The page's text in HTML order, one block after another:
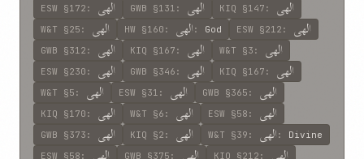
ESW §172 : الهی GWB §131 : الهی KIQ §147 : الهی
W&T §25 : الهی HW §160 : الهی : God ESW §212 : الهی
GWB §312 : الهی KIQ §167 : الهی W&T §3 : الهی
ESW §230 : الهی GWB §346 : الهی KIQ §167 : الهی
W&T §5 : الهی ESW §31 : الهی GWB §365 : الهی
KIQ §170 : الهی W&T §6 : الهی ESW §58 : الهی
GWB §373 : الهی KIQ §2 : الهی W&T §39 : الهی : Divine
ESW §58 : GWB §375 : KIQ §212 :